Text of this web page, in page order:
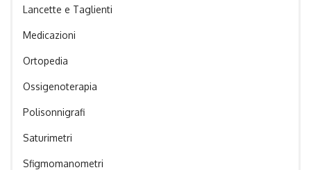
Lancette e Taglienti
Medicazioni
Ortopedia
Ossigenoterapia
Polisonnigrafi
Saturimetri
Sfigmomanometri